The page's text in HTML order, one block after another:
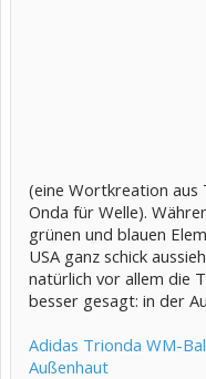
(eine Wortkreation aus
Onda für Welle).
grünen und blauen
USA ganz schick
natürlich vor allem die
besser gesagt: in der
Adidas Trionda WM-
Außenhaut